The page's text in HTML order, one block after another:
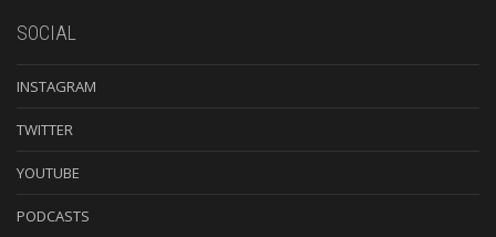
SOCIAL
INSTAGRAM
TWITTER
YOUTUBE
PODCASTS